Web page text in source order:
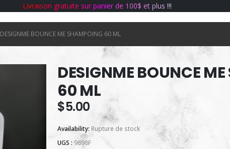
Livraison gratuite sur panier de 100$ et plus !!!
DESIGNME BOUNCE ME SHAMPOING 60 ML
DESIGNME BOUNCE
60 ML
$5.00
Availability: Rupture de stock
UGS : 9898F